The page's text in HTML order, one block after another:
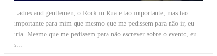
Ladies and gentlemen, o Rock in Rua é tão importante, mas tão
importante para mim que mesmo que me pedissem para não ir, eu
iria. Mesmo que me pedissem para não escrever sobre o evento, eu
s...